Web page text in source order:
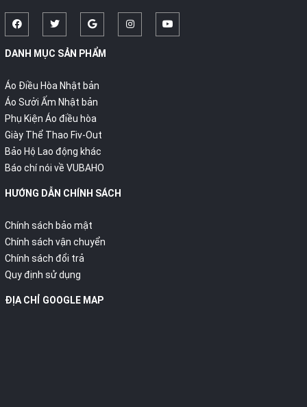
DANH MỤC SẢN PHẨM
Áo Điều Hòa Nhật bản
Áo Sưởi Ấm Nhật bản
Phụ Kiện Áo điều hòa
Giày Thể Thao Fiv-Out
Bảo Hộ Lao động khác
Báo chí nói về VUBAHO
HƯỚNG DẪN CHÍNH SÁCH
Chính sách bảo mật
Chính sách vận chuyển
Chính sách đổi trả
Quy định sử dụng
ĐỊA CHỈ GOOGLE MAP